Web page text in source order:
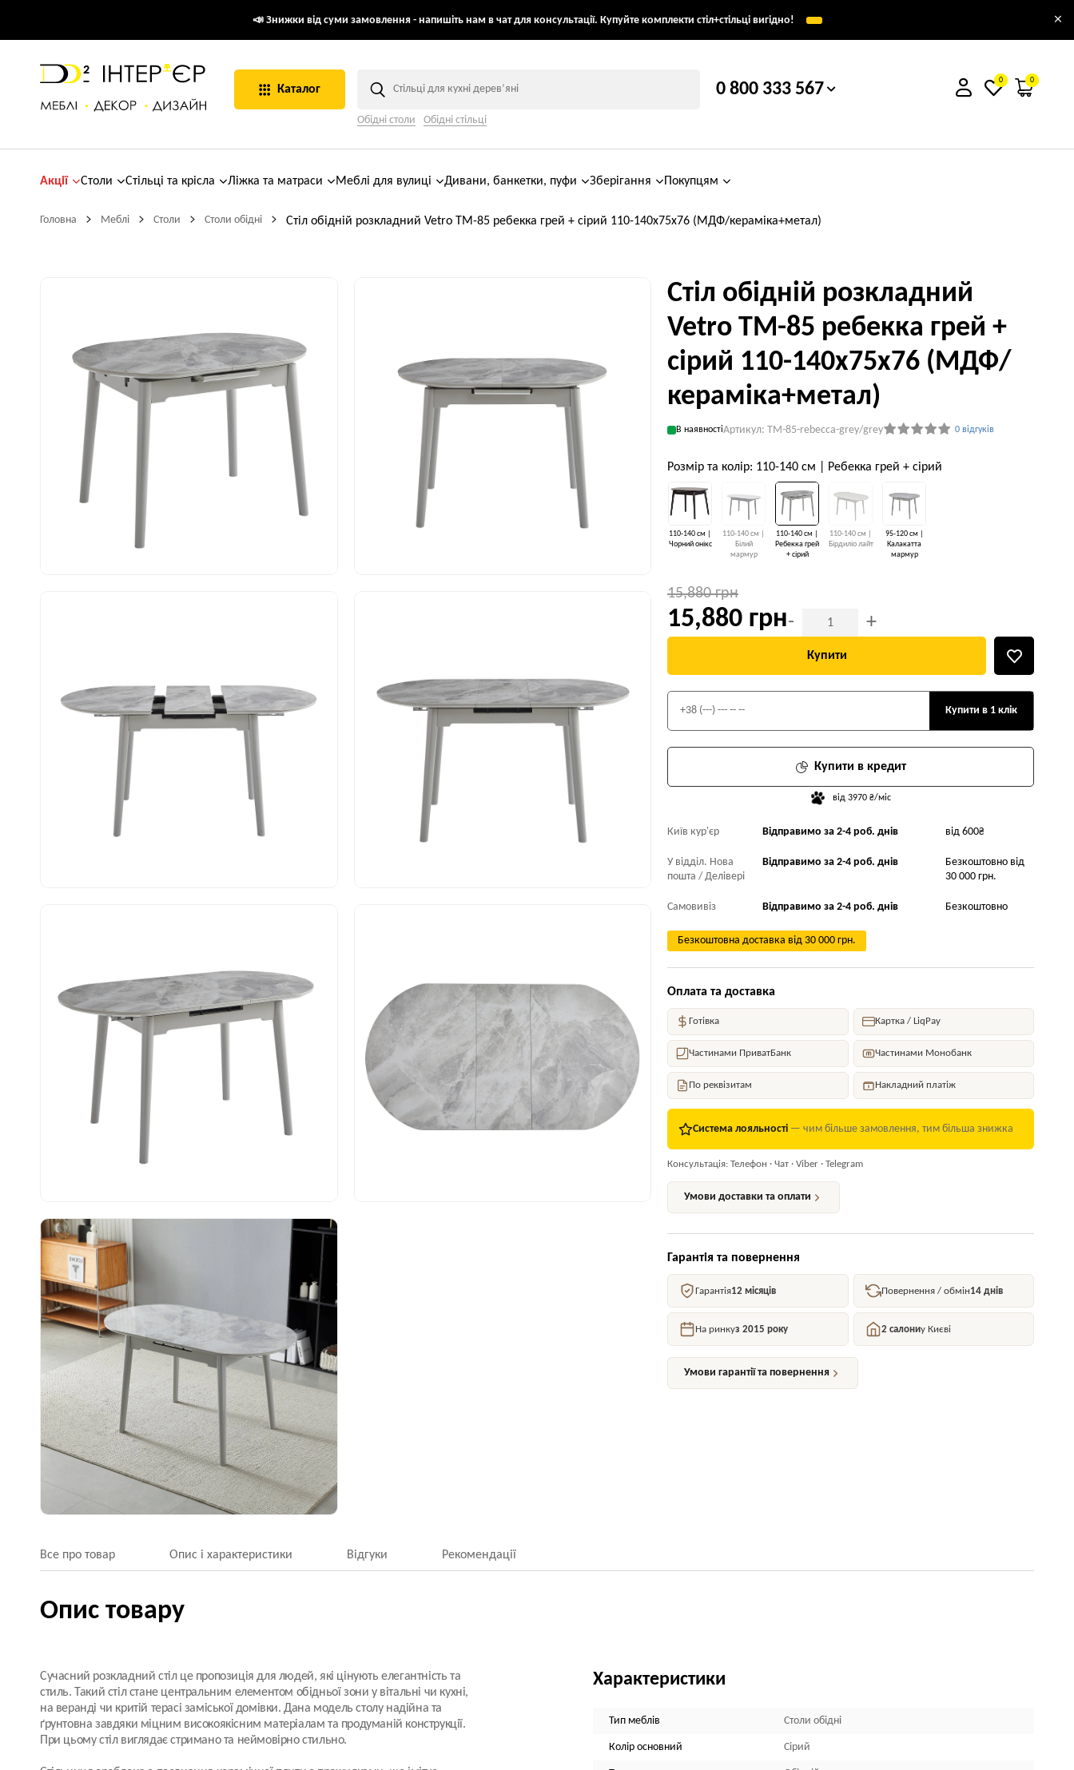
📣 Знижки від суми замовлення - напишіть нам в чат для консультації. Купуйте комплекти стіл+стільці вигідно! ×
Каталог
Обідні столи Обідні стільці
0 800 333 567 0 0
Акції Столи Стільці та крісла Ліжка та матраси Меблі для вулиці Дивани, банкетки, пуфи Зберігання Покупцям
Головна Меблі Столи Столи обідні Стіл обідній розкладний Vetro TM-85 ребекка грей + сірий 110-140x75x76 (МДФ/кераміка+метал)
Стіл обідній розкладний
Vetro TM-85 ребекка грей +
сірий 110-140x75x76 (МДФ/
кераміка+метал)
В наявностіАртикул: TM-85-rebecca-grey/grey 0 відгуків
Розмір та колір: 110-140 см | Ребекка грей + сірий
110-140 см |
Чорний онікс
110-140 см |
Білий
мармур
110-140 см |
Ребекка грей
+ сірий
110-140 см |
Бірдиліо лайт
95-120 см |
Калакатта
мармур
15,880 грн
15,880 грн- +
Купити
Купити в кредит
від 3970 ₴/міс
Купити в 1 клік
Київ кур'єр Відправимо за 2-4 роб. днів від 600₴
У відділ. Нова
пошта / Делівері
Відправимо за 2-4 роб. днів
Безкоштовно від
30 000 грн.
Самовивіз Відправимо за 2-4 роб. днів Безкоштовно
Безкоштовна доставка від 30 000 грн.
Оплата та доставка
Готівка Картка / LiqPay
Частинами ПриватБанк Частинами Монобанк
По реквізитам Накладний платіж
Система лояльності — чим більше замовлення, тим більша знижка
Консультація: Телефон · Чат · Viber · Telegram
Умови доставки та оплати
Гарантія та повернення
Гарантія12 місяців Повернення / обмін14 днів
На ринкуз 2015 року 2 салониу Києві
Умови гарантії та повернення
Все про товар Опис і характеристики Відгуки Рекомендації
Опис товару
Сучасний розкладний стіл це пропозиція для людей, які цінують елегантність та
стиль. Такий стіл стане центральним елементом обідньої зони у вітальні чи кухні,
на веранді чи критій терасі заміської домівки. Дана модель столу надійна та
ґрунтовна завдяки міцним високоякісним матеріалам та продуманій конструкції.
При цьому стіл виглядає стримано та неймовірно стильно.
Характеристики
Тип меблів Столи обідні
Колір основний Сірий